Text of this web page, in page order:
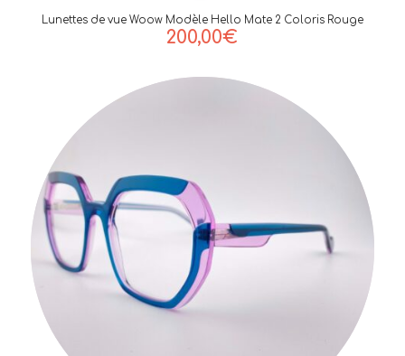
Lunettes de vue Woow Modèle Hello Mate 2 Coloris Rouge
200,00€